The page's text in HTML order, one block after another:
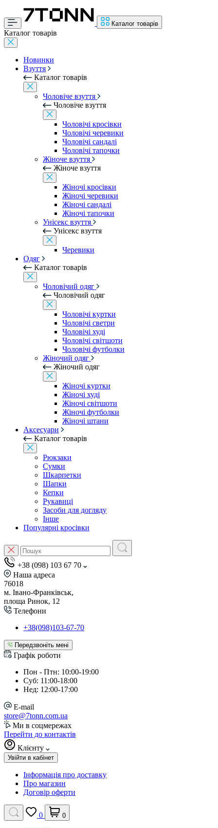
Каталог товарів
Каталог товарів
Новинки
Взуття
Каталог товарів
Чоловіче взуття
Чоловіче взуття
Чоловічі кросівки
Чоловічі черевики
Чоловічі сандалі
Чоловічі тапочки
Жіноче взуття
Жіноче взуття
Жіночі кросівки
Жіночі черевики
Жіночі сандалі
Жіночі тапочки
Унісекс взуття
Унісекс взуття
Черевики
Одяг
Каталог товарів
Чоловічий одяг
Чоловічий одяг
Чоловічі куртки
Чоловічі светри
Чоловічі худі
Чоловічі світшоти
Чоловічі футболки
Жіночий одяг
Жіночий одяг
Жіночі куртки
Жіночі худі
Жіночі світшоти
Жіночі футболки
Жіночі штани
Аксесуари
Каталог товарів
Рюкзаки
Сумки
Шкарпетки
Шапки
Кепки
Рукавиці
Засоби для догляду
Інше
Популярні кросівки
+38 (098) 103 67 70
Наша адреса
76018
м. Івано-Франківськ,
площа Ринок, 12
Телефони
+38(098)103-67-70
Передзвоніть мені
Графік роботи
Пон - Птн: 10:00-19:00
Суб: 11:00-18:00
Нед: 12:00-17:00
E-mail
store@7tonn.com.ua
Ми в соцмережах
Перейти до контактів
Клієнту
Увійти в кабінет
Інформація про доставку
Про магазин
Договір оферти
0 0